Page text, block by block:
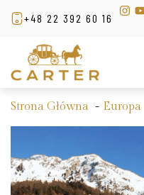
+48 22 392 60 16
Strona Główna Europa